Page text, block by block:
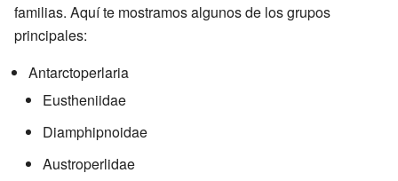
familias. Aquí te mostramos algunos de los grupos
principales:
Antarctoperlaria
Eustheniidae
Diamphipnoidae
Austroperlidae